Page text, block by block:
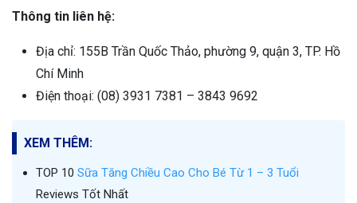
Thông tin liên hệ:
Địa chỉ: 155B Trần Quốc Thảo, phường 9, quận 3, TP. Hồ
Chí Minh
Điện thoại: (08) 3931 7381 – 3843 9692
XEM THÊM:
TOP 10 Sữa Tăng Chiều Cao Cho Bé Từ 1 – 3 Tuổi
Reviews Tốt Nhất